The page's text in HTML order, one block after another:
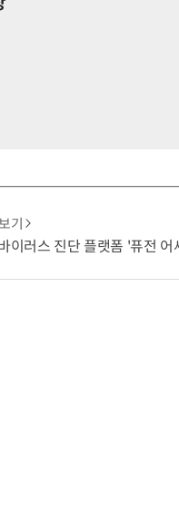
기
이러스 진단 플랫폼 '퓨전 어